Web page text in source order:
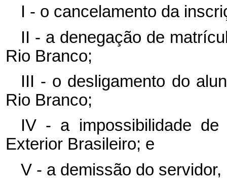
I - o cancelamento da
II - a denegação de
Rio Branco;
III - o desligamento do
Rio Branco;
IV - a impossibilidade
Exterior Brasileiro; e
V - a demissão do